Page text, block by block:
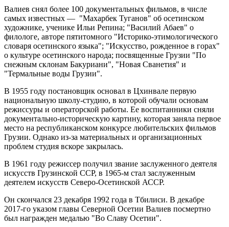
Валиев снял более 100 документальных фильмов, в числе
самых известных — "Махарбек Туганов" об осетинском
художнике, ученике Ильи Репина; "Василий Абаев" о
филологе, авторе пятитомного "Историко-этимологического
словаря осетинского языка"; "Искусство, рожденное в горах"
о культуре осетинского народа; посвященные Грузии "По
снежным склонам Бакуриани", "Новая Сванетия" и
"Термальные воды Грузии".
В 1955 году постановщик основал в Цхинвале первую
национальную школу-студию, в которой обучали основам
режиссуры и операторской работы. Ее воспитанники сняли
документально-историческую картину, которая заняла первое
место на республиканском конкурсе любительских фильмов
Грузии. Однако из-за материальных и организационных
проблем студия вскоре закрылась.
В 1961 году режиссер получил звание заслуженного деятеля
искусств Грузинской ССР, в 1965-м стал заслуженным
деятелем искусств Северо-Осетинской АССР.
Он скончался 23 декабря 1992 года в Тбилиси. В декабре
2017-го указом главы Северной Осетии Валиев посмертно
был награжден медалью "Во Славу Осетии".